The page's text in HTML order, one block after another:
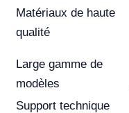
Matériaux de haute
qualité
Large gamme de
modèles
Support technique